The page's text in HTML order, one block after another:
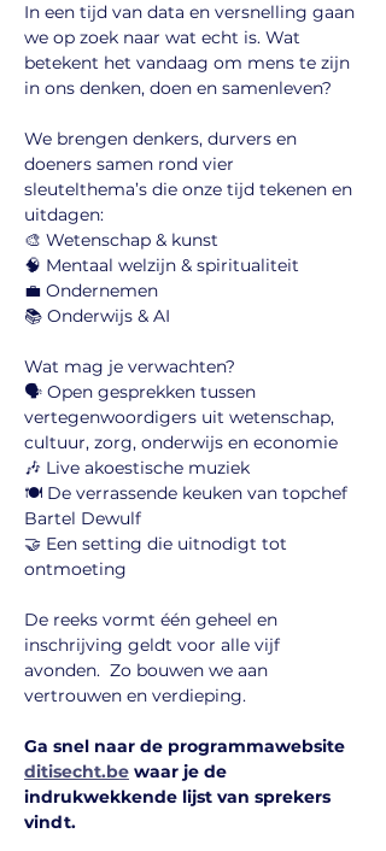
In een tijd van data en versnelling gaan
we op zoek naar wat echt is. Wat
betekent het vandaag om mens te zijn
in ons denken, doen en samenleven?
We brengen denkers, durvers en
doeners samen rond vier
sleutelthema’s die onze tijd tekenen en
uitdagen:
🎨 Wetenschap & kunst
🧠 Mentaal welzijn & spiritualiteit
💼 Ondernemen
📚 Onderwijs & AI
Wat mag je verwachten?
🗣️ Open gesprekken tussen
vertegenwoordigers uit wetenschap,
cultuur, zorg, onderwijs en economie
🎶 Live akoestische muziek
🍽️ De verrassende keuken van topchef
Bartel Dewulf
🤝 Een setting die uitnodigt tot
ontmoeting
De reeks vormt één geheel en
inschrijving geldt voor alle vijf
avonden.  Zo bouwen we aan
vertrouwen en verdieping.
Ga snel naar de programmawebsite
ditisecht.be waar je de
indrukwekkende lijst van sprekers
vindt.